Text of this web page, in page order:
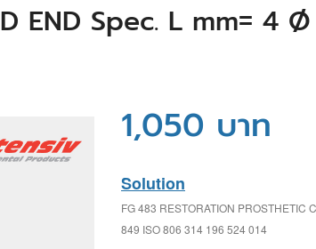
END Spec. L mm= 4
1,050 บาท
Solution
FG 483 RESTORATION PROSTHETIC
849 ISO 806 314 196 524 014